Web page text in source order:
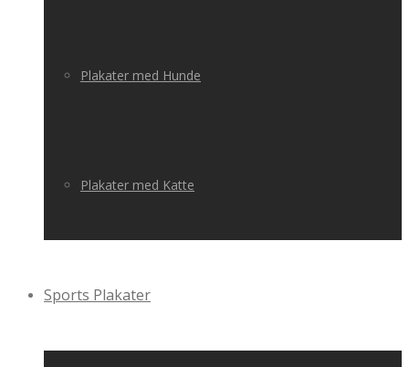
Plakater med Hunde
Plakater med Katte
Sports Plakater